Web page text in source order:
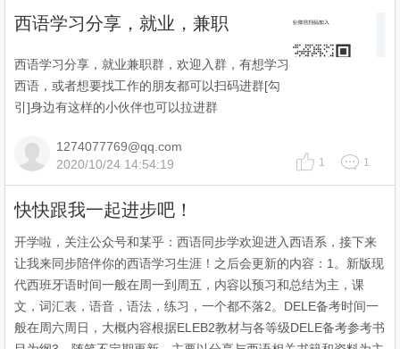
西语学习分享，就业，兼职
西语学习分享，就业兼职群，欢迎入群，有想学习
西语，或者想要找工作的朋友都可以扫码进群[勾
引]身边有这样的小伙伴也可以拉进群
1274077769@qq.com
2020/10/24 14:54:19
1 1
快快跟我一起进步吧！
开学啦，关注公众号和某乎：西语同步学欢迎进入西语系，接下来
让我来同步陪伴你的西语学习生涯！之后会更新的内容：1。新版现
代西班牙语时间一般在周一到周五，内容以预习和总结为主，课
文，词汇表，语音，语法，练习，一个都不落2。DELE备考时间一
般在周六周日，大概内容根据ELEB2教材与各等级DELE备考参考书